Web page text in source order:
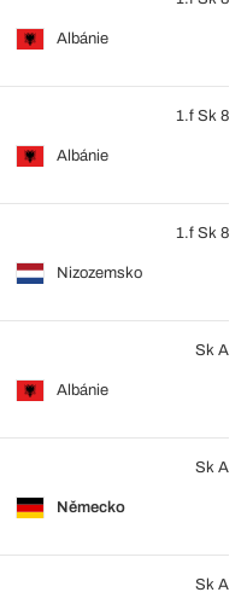
Albánie
Albánie
1.f Sk 8
Nizozemsko
1.f Sk 8
Albánie
Sk A
Německo
Sk A
Sk A